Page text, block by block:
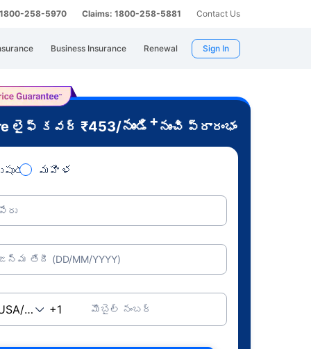
258-5970 Claims: 1800-258-5881 Contact Us
Business Insurance Renewal Sign In
లైఫ్ కవర్ ₹453/నుండి +నుంచి ప్రారంభం
మహిళ
పేరు
జన్మ తేదీ (DD/MM/YYYY)
మొబైల్ నంబర్